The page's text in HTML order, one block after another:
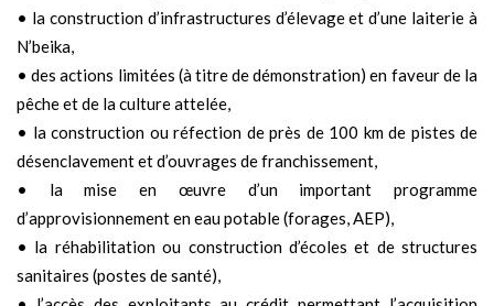
• la construction d’infrastructures d’élevage et d’une laiterie à
N’beika,
• des actions limitées (à titre de démonstration) en faveur de la
pêche et de la culture attelée,
• la construction ou réfection de près de 100 km de pistes de
désenclavement et d’ouvrages de franchissement,
• la mise en œuvre d’un important programme
d’approvisionnement en eau potable (forages, AEP),
• la réhabilitation ou construction d’écoles et de structures
sanitaires (postes de santé),